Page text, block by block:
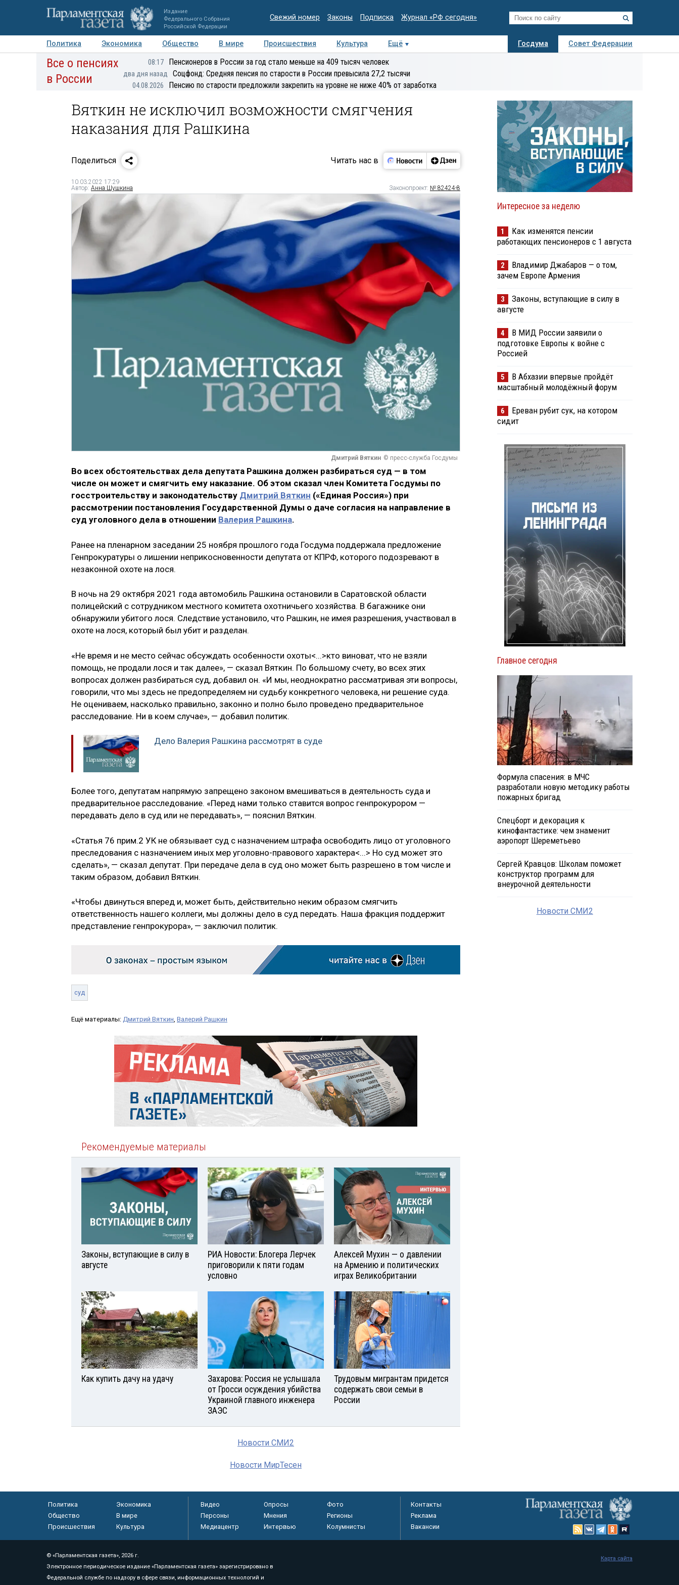
Издание
Федерального Собрания
Российской Федерации
Свежий номер Законы Подписка Журнал «РФ сегодня»
Политика Экономика Общество В мире Происшествия Культура Ещё Госдума
Совет Федерации
Авторы Персоны Мнения Регионы Медиацентр Интервью Колумнисты
Все о пенсиях
в России
08:17 Пенсионеров в России за год стало меньше на 409 тысяч человек
два дня назад Соцфонд: Средняя пенсия по старости в России превысила 27,2 тысячи
04.08.2026 Пенсию по старости предложили закрепить на уровне не ниже 40% от заработка
Вяткин не исключил возможности смягчения
наказания для Рашкина
Поделиться Читать нас в
10.03.2022 17:29
Автор: Анна Шушкина Законопроект: № 82424-8
Дмитрий Вяткин © пресс-служба Госдумы
Во всех обстоятельствах дела депутата Рашкина должен разбираться суд — в том
числе он может и смягчить ему наказание. Об этом сказал член Комитета Госдумы по
госстроительству и законодательству Дмитрий Вяткин («Единая Россия») при
рассмотрении постановления Государственной Думы о даче согласия на направление в
суд уголовного дела в отношении Валерия Рашкина.
Ранее на пленарном заседании 25 ноября прошлого года Госдума поддержала предложение
Генпрокуратуры о лишении неприкосновенности депутата от КПРФ, которого подозревают в
незаконной охоте на лося.
В ночь на 29 октября 2021 года автомобиль Рашкина остановили в Саратовской области
полицейский с сотрудником местного комитета охотничьего хозяйства. В багажнике они
обнаружили убитого лося. Следствие установило, что Рашкин, не имея разрешения, участвовал в
охоте на лося, который был убит и разделан.
«Не время и не место сейчас обсуждать особенности охоты<...>кто виноват, что не взяли
помощь, не продали лося и так далее», — сказал Вяткин. По большому счету, во всех этих
вопросах должен разбираться суд, добавил он. «И мы, неоднократно рассматривая эти вопросы,
говорили, что мы здесь не предопределяем ни судьбу конкретного человека, ни решение суда.
Не оцениваем, насколько правильно, законно и полно было проведено предварительное
расследование. Ни в коем случае», — добавил политик.
Дело Валерия Рашкина рассмотрят в суде
Более того, депутатам напрямую запрещено законом вмешиваться в деятельность суда и
предварительное расследование. «Перед нами только ставится вопрос генпрокурором —
передавать дело в суд или не передавать», — пояснил Вяткин.
«Статья 76 прим.2 УК не обязывает суд с назначением штрафа освободить лицо от уголовного
преследования с назначением иных мер уголовно-правового характера<...> Но суд может это
сделать», — сказал депутат. При передаче дела в суд оно может быть разрешено в том числе и
таким образом, добавил Вяткин.
«Чтобы двинуться вперед и, может быть, действительно неким образом смягчить
ответственность нашего коллеги, мы должны дело в суд передать. Наша фракция поддержит
представление генпрокурора», — заключил политик.
суд
Ещё материалы: Дмитрий Вяткин Валерий Рашкин
Рекомендуемые материалы
Законы, вступающие в силу в
августе
РИА Новости: Блогера Лерчек
приговорили к пяти годам
условно
Алексей Мухин — о давлении
на Армению и политических
играх Великобритании
Как купить дачу на удачу
Захарова: Россия не услышала
от Гросси осуждения убийства
Украиной главного инженера
ЗАЭС
Трудовым мигрантам придется
содержать свои семьи в
России
Новости СМИ2
Новости МирТесен
Интересное за неделю
1
Как изменятся пенсии
работающих пенсионеров с 1 августа
2
Владимир Джабаров — о том,
зачем Европе Армения
3
Законы, вступающие в силу в
августе
4
В МИД России заявили о
подготовке Европы к войне с
Россией
5
В Абхазии впервые пройдёт
масштабный молодёжный форум
6
Ереван рубит сук, на котором
сидит
Главное сегодня
Формула спасения: в МЧС
разработали новую методику работы
пожарных бригад
Спецборт и декорация к
кинофантастике: чем знаменит
аэропорт Шереметьево
Сергей Кравцов: Школам поможет
конструктор программ для
внеурочной деятельности
Новости СМИ2
Политика
Экономика
Общество
В мире
Происшествия
Культура
Видео Опросы
Фото
Персоны
Мнения
Регионы
Медиацентр
Интервью Колумнисты
Контакты
Реклама
Вакансии
© «Парламентская газета», 2026 г.
Электронное периодическое издание «Парламентская газета» зарегистрировано в
Федеральной службе по надзору в сфере связи, информационных технологий и
Карта сайта